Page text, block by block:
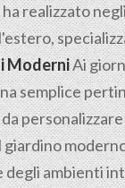
realizzato
ModerniAi
semplice
degli ambienti